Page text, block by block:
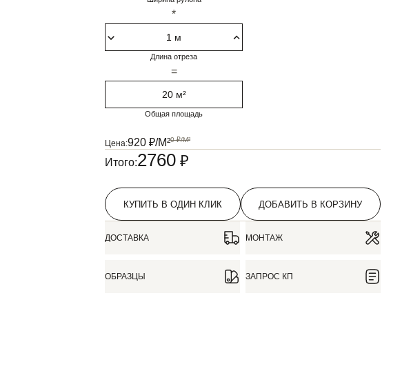
*
Длина отреза
=
Общая площадь
20 м²
Цена:920 ₽/М²0₽/М²
Итого:2760 ₽
КУПИТЬ В ОДИН КЛИК ДОБАВИТЬ В КОРЗИНУ
ДОСТАВКА МОНТАЖ
ОБРАЗЦЫ ЗАПРОС КП